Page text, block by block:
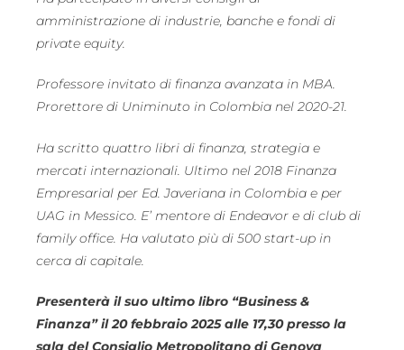
amministrazione di industrie, banche e fondi di
private equity.
Professore invitato di finanza avanzata in MBA.
Prorettore di Uniminuto in Colombia nel 2020-21.
Ha scritto quattro libri di finanza, strategia e
mercati internazionali. Ultimo nel 2018 Finanza
Empresarial per Ed. Javeriana in Colombia e per
UAG in Messico. E’ mentore di Endeavor e di club di
family office. Ha valutato più di 500 start-up in
cerca di capitale.
Presenterà il suo ultimo libro “Business &
Finanza” il 20 febbraio 2025 alle 17,30 presso la
sala del Consiglio Metropolitano di Genova